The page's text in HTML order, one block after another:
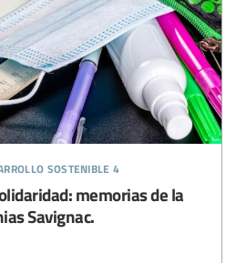
sostenible 4
memorias de la
Savignac.